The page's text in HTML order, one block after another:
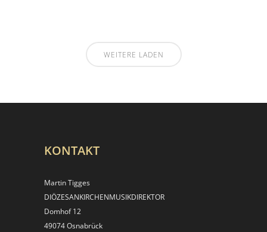
WEITERE LADEN
KONTAKT
Martin Tigges
DIÖZESANKIRCHEN­MUSIKDIREKTOR
Domhof 12
49074 Osnabrück